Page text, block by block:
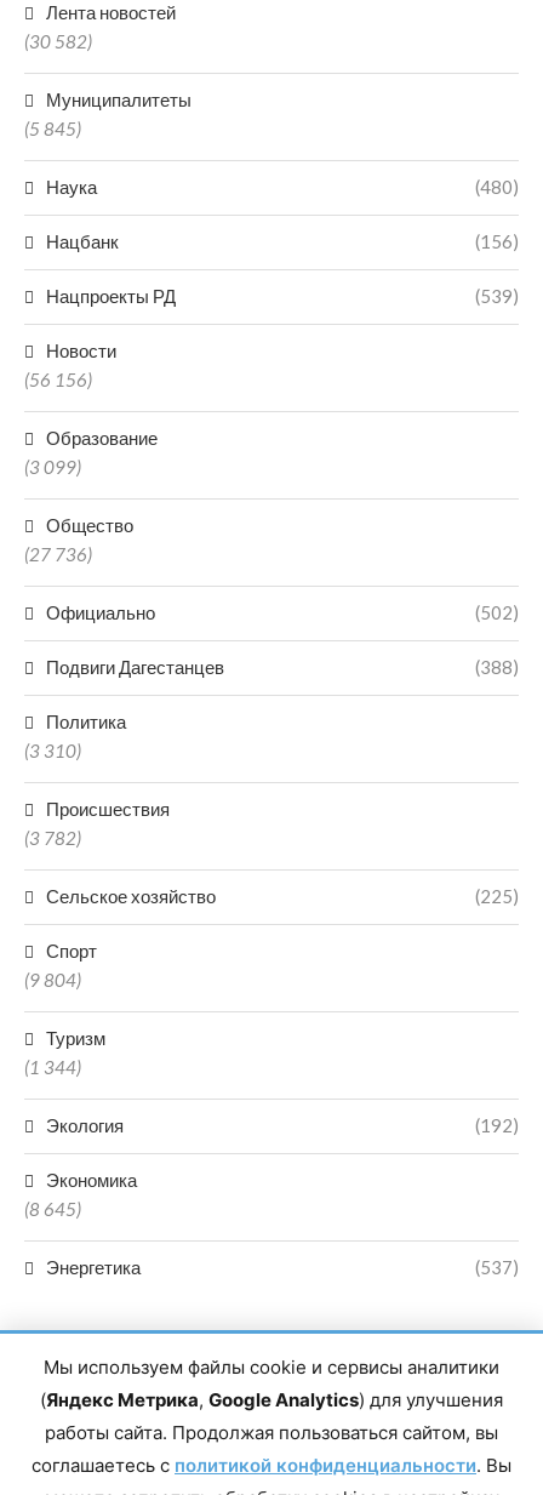
Лента новостей
(30 582)
Муниципалитеты
(5 845)
Наука (480)
Нацбанк (156)
Нацпроекты РД (539)
Новости
(56 156)
Образование
(3 099)
Общество
(27 736)
Официально (502)
Подвиги Дагестанцев (388)
Политика
(3 310)
Происшествия
(3 782)
Сельское хозяйство (225)
Спорт
(9 804)
Туризм
(1 344)
Экология (192)
Экономика
(8 645)
Энергетика (537)
Главный редактор сетевого издания Магомаев Тимур Нухович.
Контакты редакции: 8(988)-292-94-34 Почта: vestiskfo@gmail.com По
Мы используем файлы cookie и сервисы аналитики
(Яндекс Метрика, Google Analytics) для улучшения
работы сайта. Продолжая пользоваться сайтом, вы
соглашаетесь с политикой конфиденциальности. Вы